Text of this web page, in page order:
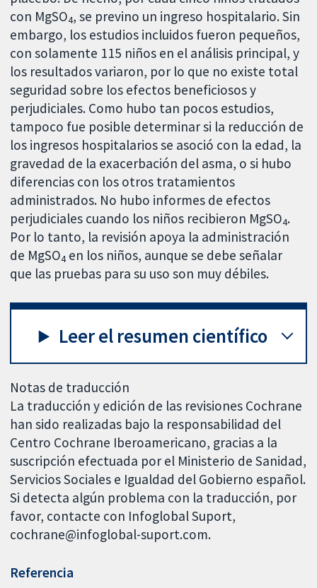
con MgSO4, se previno un ingreso hospitalario. Sin
embargo, los estudios incluidos fueron pequeños,
con solamente 115 niños en el análisis principal, y
los resultados variaron, por lo que no existe total
seguridad sobre los efectos beneficiosos y
perjudiciales. Como hubo tan pocos estudios,
tampoco fue posible determinar si la reducción de
los ingresos hospitalarios se asoció con la edad, la
gravedad de la exacerbación del asma, o si hubo
diferencias con los otros tratamientos
administrados. No hubo informes de efectos
perjudiciales cuando los niños recibieron MgSO4.
Por lo tanto, la revisión apoya la administración
de MgSO4 en los niños, aunque se debe señalar
que las pruebas para su uso son muy débiles.
Leer el resumen científico
Notas de traducción
La traducción y edición de las revisiones Cochrane
han sido realizadas bajo la responsabilidad del
Centro Cochrane Iberoamericano, gracias a la
suscripción efectuada por el Ministerio de Sanidad,
Servicios Sociales e Igualdad del Gobierno español.
Si detecta algún problema con la traducción, por
favor, contacte con Infoglobal Suport,
cochrane@infoglobal-suport.com.
Referencia